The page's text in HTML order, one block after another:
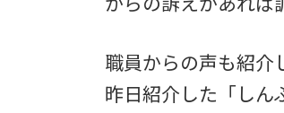
職員からの声も紹介
昨日紹介した「しん